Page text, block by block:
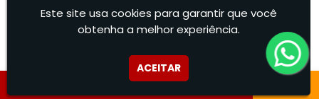
Este site usa cookies para garantir que você
obtenha a melhor experiência.
ACEITAR